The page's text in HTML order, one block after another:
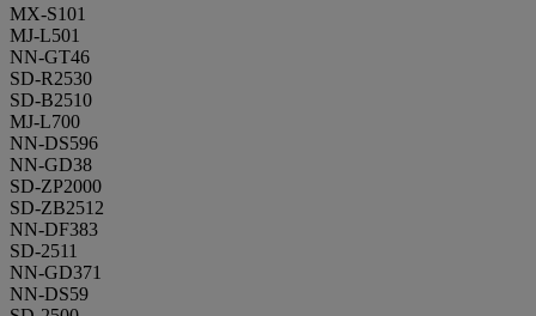
MX-S101
MJ-L501
NN-GT46
SD-R2530
SD-B2510
MJ-L700
NN-DS596
NN-GD38
SD-ZP2000
SD-ZB2512
NN-DF383
SD-2511
NN-GD371
NN-DS59